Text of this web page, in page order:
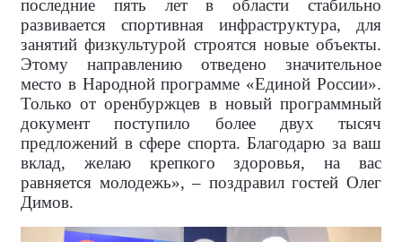
последние пять лет в области стабильно
развивается спортивная инфраструктура, для
занятий физкультурой строятся новые объекты.
Этому направлению отведено значительное
место в Народной программе «Единой России».
Только от оренбуржцев в новый программный
документ поступило более двух тысяч
предложений в сфере спорта. Благодарю за ваш
вклад, желаю крепкого здоровья, на вас
равняется молодежь», – поздравил гостей Олег
Димов.